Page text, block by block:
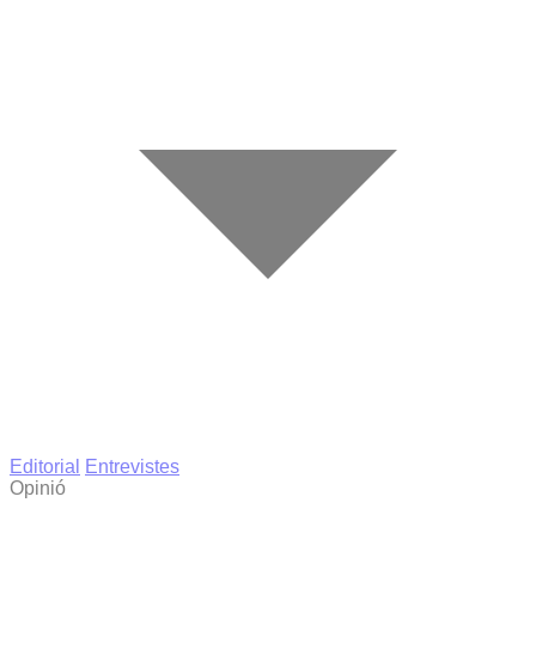
Editorial
Entrevistes
Opinió